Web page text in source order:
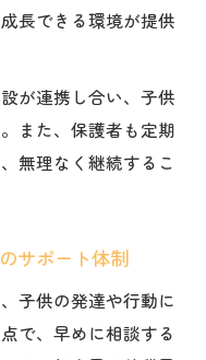
長できる環境が提供
が連携し合い、子供
また、保護者も定期
無理なく継続するこ
サポート体制
子供の発達や行動に
で、早めに相談する